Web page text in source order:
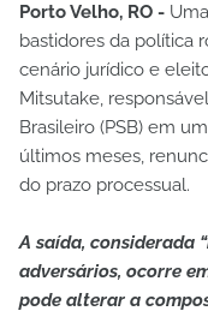
Porto Velho, RO -
bastidores da política
cenário jurídico e
Mitsutake,
Brasileiro (PSB) em
últimos meses,
do prazo processual.
A saída, considerada
adversários, ocorre
pode alterar a